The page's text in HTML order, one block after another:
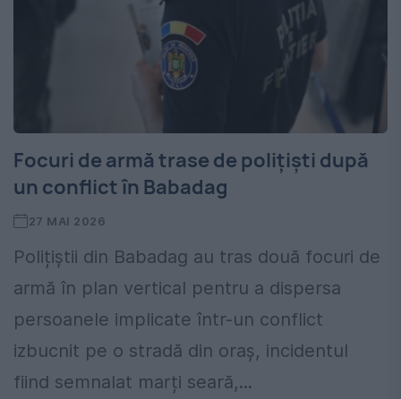
Focuri de armă trase de polițiști după
un conflict în Babadag
27 MAI 2026
Polițiștii din Babadag au tras două focuri de
armă în plan vertical pentru a dispersa
persoanele implicate într-un conflict
izbucnit pe o stradă din oraș, incidentul
fiind semnalat marți seară,...